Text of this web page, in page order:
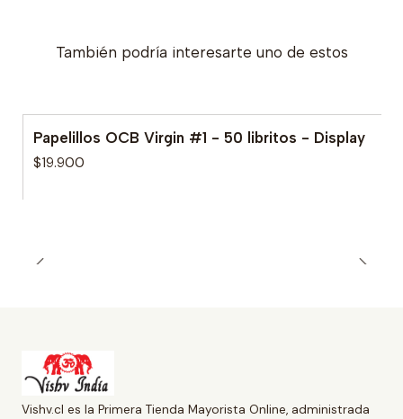
También podría interesarte uno de estos
Papelillos OCB Virgin #1 - 50 libritos - Display
$19.900
Vishv.cl es la Primera Tienda Mayorista Online, administrada